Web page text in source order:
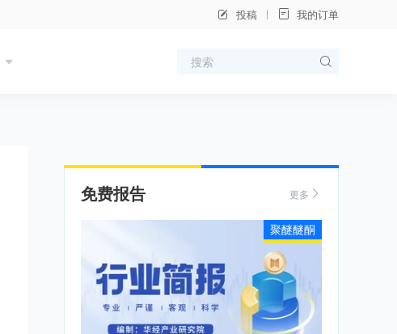
投稿 我的订单
免费报告 更多
聚醚醚酮